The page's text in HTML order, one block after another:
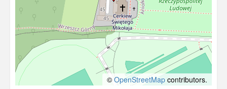
© OpenStreetMap contributors.